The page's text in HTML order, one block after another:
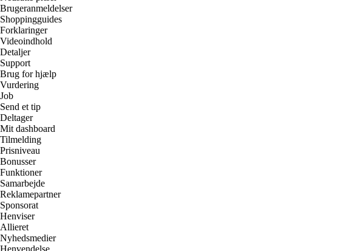
Brugeranmeldelser
Shoppingguides
Forklaringer
Videoindhold
Detaljer
Support
Brug for hjælp
Vurdering
Job
Send et tip
Deltager
Mit dashboard
Tilmelding
Prisniveau
Bonusser
Funktioner
Samarbejde
Reklamepartner
Sponsorat
Henviser
Allieret
Nyhedsmedier
Henvendelse